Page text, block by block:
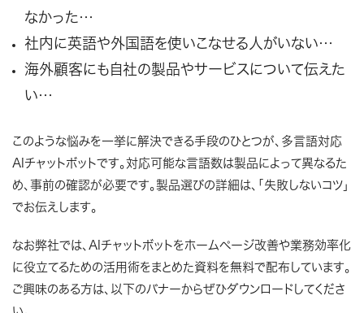
なかった…
社内に英語や外国語を使いこなせる人がいない…
海外顧客にも自社の製品やサービスについて伝えた
い…
このような悩みを一挙に解決できる手段のひとつが、多言語対応
AIチャットボットです。対応可能な言語数は製品によって異なるた
め、事前の確認が必要です。製品選びの詳細は、「失敗しないコツ」
でお伝えします。
なお弊社では、AIチャットボットをホームページ改善や業務効率化
に役立てるための活用術をまとめた資料を無料で配布しています。
ご興味のある方は、以下のバナーからぜひダウンロードしてくださ